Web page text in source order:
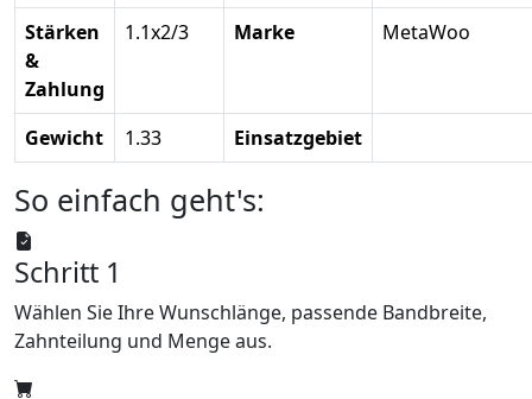
Stärken
&
Zahlung
1.1x2/3 Marke MetaWoo
Gewicht 1.33 Einsatzgebiet
So einfach geht's:
Schritt 1
Wählen Sie Ihre Wunschlänge, passende Bandbreite,
Zahnteilung und Menge aus.